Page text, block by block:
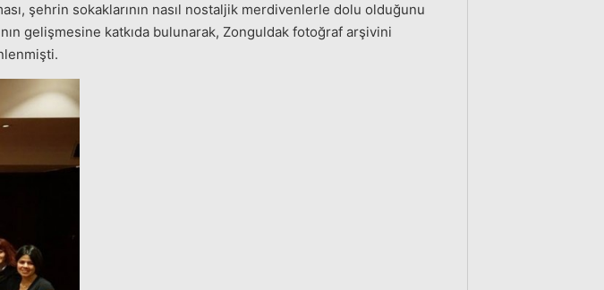
şehrin sokaklarının nasıl nostaljik merdivenlerle dolu olduğunu
gelişmesine katkıda bulunarak, Zonguldak fotoğraf arşivini